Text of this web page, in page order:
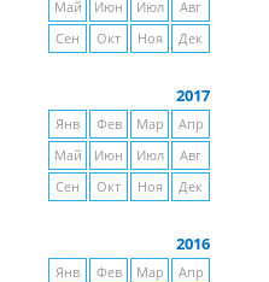
Май
Июн Июл
Авг
Сен
Окт Ноя Дек
2017
Янв Фев Мар
Апр
Май
Июн Июл
Авг
Сен
Окт Ноя Дек
2016
Янв Фев Мар
Апр